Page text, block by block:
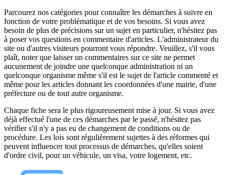
Parcourez nos catégories pour connaître les démarches à suivre en
fonction de votre problématique et de vos besoins. Si vous avez
besoin de plus de précisions sur un sujet en particulier, n'hésitez pas
à poser vos questions en commentaire d'articles. L'administrateur du
site ou d'autres visiteurs pourront vous répondre. Veuillez, s'il vous
plaît, noter que laisser un commentaires sur ce site ne permet
aucunement de joindre une quelconque administration ni un
quelconque organisme même s'il est le sujet de l'article commenté et
même pour les articles donnant les coordonnées d'une mairie, d'une
préfecture ou de tout autre organisme.
Chaque fiche sera le plus rigoureusement mise à jour. Si vous avez
déjà effectué l'une de ces démarches par le passé, n'hésitez pas
vérifier s'il n'y a pas eu de changement de conditions ou de
procédure. Les lois sont régulièrement sujettes à des réformes qui
peuvent influencer tout processus de démarches, qu'elles soient
d'ordre civil, pour un véhicule, un visa, votre logement, etc.